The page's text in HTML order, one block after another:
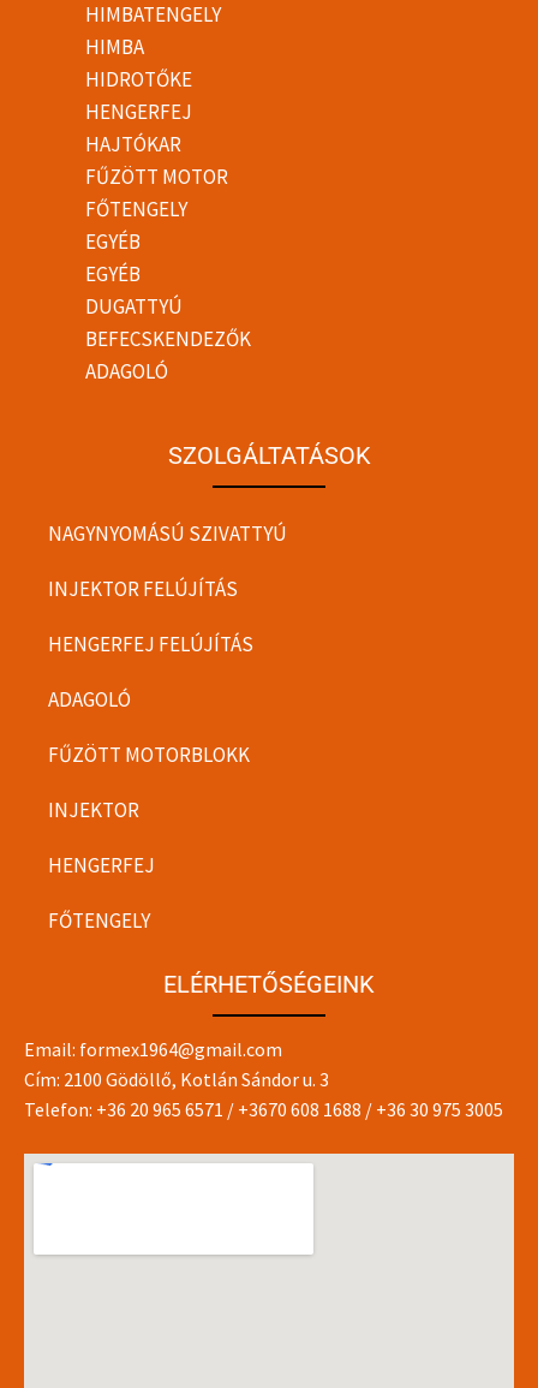
HIMBATENGELY
HIMBA
HIDROTŐKE
HENGERFEJ
HAJTÓKAR
FŰZÖTT MOTOR
FŐTENGELY
EGYÉB
EGYÉB
DUGATTYÚ
BEFECSKENDEZŐK
ADAGOLÓ
SZOLGÁLTATÁSOK
NAGYNYOMÁSÚ SZIVATTYÚ
INJEKTOR FELÚJÍTÁS
HENGERFEJ FELÚJÍTÁS
ADAGOLÓ
FŰZÖTT MOTORBLOKK
INJEKTOR
HENGERFEJ
FŐTENGELY
ELÉRHETŐSÉGEINK
Email: formex1964@gmail.com
Cím: 2100 Gödöllő, Kotlán Sándor u. 3
Telefon: +36 20 965 6571 / +3670 608 1688 / +36 30 975 3005